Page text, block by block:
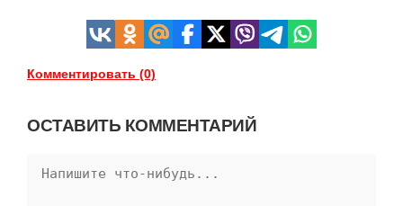
Комментировать (0)
ОСТАВИТЬ КОММЕНТАРИЙ